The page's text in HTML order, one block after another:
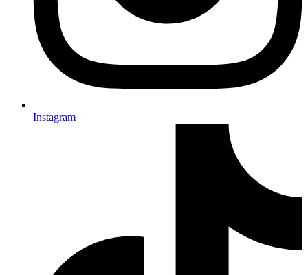
Instagram